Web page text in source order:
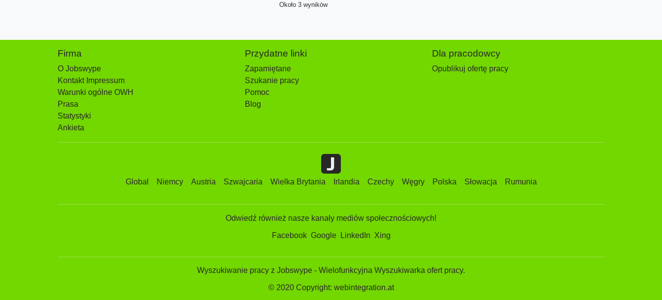
Około 3 wyników
Firma
O Jobswype
Kontakt Impressum
Warunki ogólne OWH
Prasa
Statystyki
Ankieta
Przydatne linki
Zapamiętane
Szukanie pracy
Pomoc
Blog
Dla pracodowcy
Opublikuj ofertę pracy
Global Niemcy Austria Szwajcaria Wielka Brytania Irlandia Czechy Węgry Polska Słowacja Rumunia
Odwiedź również nasze kanały mediów społecznościowych!
Facebook Google LinkedIn Xing
Wyszukiwanie pracy z Jobswype - Wielofunkcyjna Wyszukiwarka ofert pracy.
© 2020 Copyright: webintegration.at